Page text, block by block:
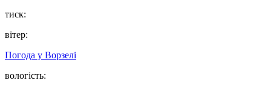
тиск:
вітер:
Погода у Ворзелі
вологість: